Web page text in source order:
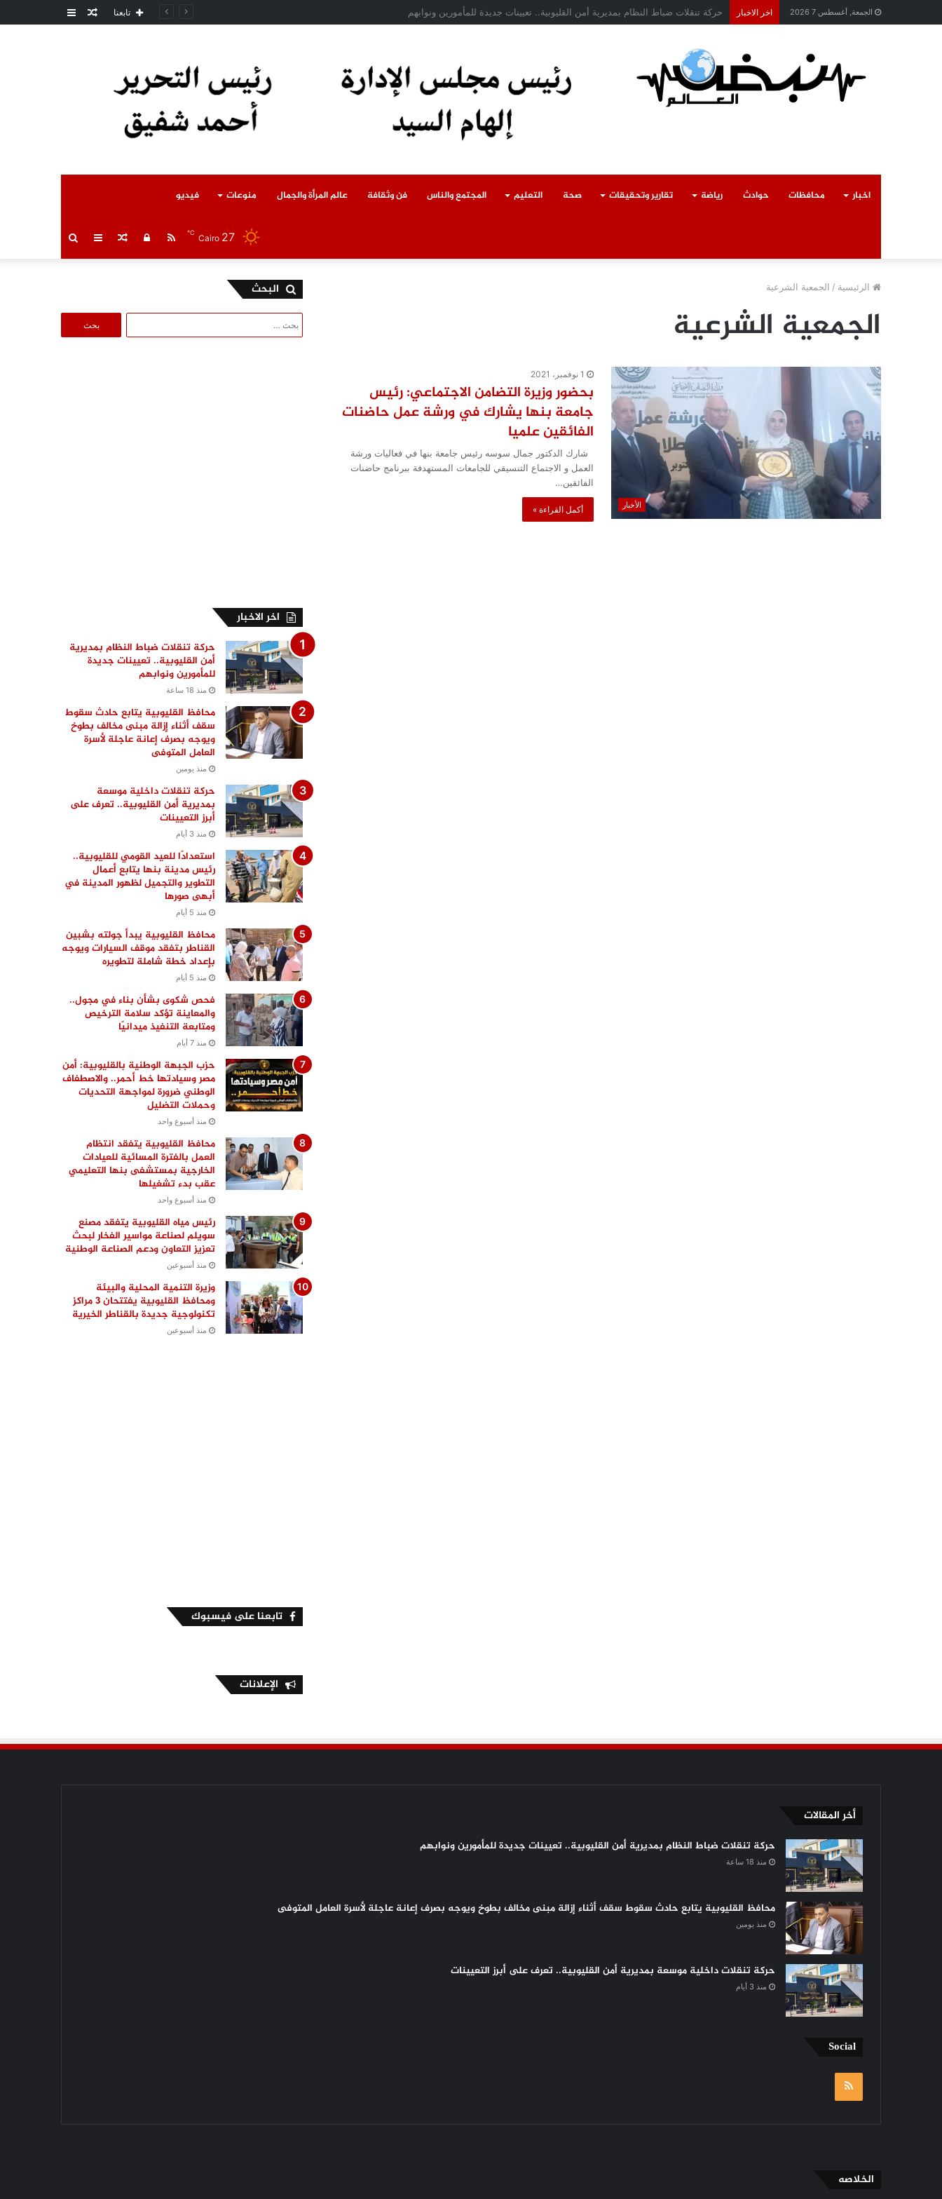
الجمعة, أغسطس 7 2026 اخر الاخبار محافظ القليوبية يتابع حادث سقوط سقف أثناء إزالة مبنى مخالف بطوخ ويوجه بصرف إعانة عاجلة لأسرة العامل المتوفى عمودمقال تابعنا
اخبار محافظات حوادث رياضة تقارير وتحقيقات صحة التعليم المجتمع والناس فن وثقافة عالم المرأة والجمال منوعات فيديو
بحث عمود مقالتسجيل RSS Cairo 27
℃
الرئيسية / الجمعية الشرعية
الجمعية الشرعية
الأخبار
1 نوفمبر، 2021
بحضور وزيرة التضامن الاجتماعي: رئيس
جامعة بنها يشارك في ورشة عمل حاضنات
الفائقين علميا
شارك الدكتور جمال سوسه رئيس جامعة بنها في فعاليات ورشة
العمل و الاجتماع التنسيقي للجامعات المستهدفة ببرنامج حاضنات
الفائقين…
أكمل القراءة »
البحث
عن:
اخر الاخبار
حركة تنقلات ضباط النظام بمديرية
أمن القليوبية.. تعيينات جديدة
للمأمورين ونوابهم
منذ 18 ساعة
محافظ القليوبية يتابع حادث سقوط
سقف أثناء إزالة مبنى مخالف بطوخ
ويوجه بصرف إعانة عاجلة لأسرة
العامل المتوفى
منذ يومين
حركة تنقلات داخلية موسعة
بمديرية أمن القليوبية.. تعرف على
أبرز التعيينات
منذ 3 أيام
استعدادًا للعيد القومي للقليوبية..
رئيس مدينة بنها يتابع أعمال
التطوير والتجميل لظهور المدينة في
أبهى صورها
منذ 5 أيام
محافظ القليوبية يبدأ جولته بشبين
القناطر بتفقد موقف السيارات ويوجه
بإعداد خطة شاملة لتطويره
منذ 5 أيام
فحص شكوى بشأن بناء في مجول..
والمعاينة تؤكد سلامة الترخيص
ومتابعة التنفيذ ميدانيًا
منذ 7 أيام
حزب الجبهة الوطنية بالقليوبية: أمن
مصر وسيادتها خط أحمر.. والاصطفاف
الوطني ضرورة لمواجهة التحديات
وحملات التضليل
منذ أسبوع واحد
محافظ القليوبية يتفقد انتظام
العمل بالفترة المسائية للعيادات
الخارجية بمستشفى بنها التعليمي
عقب بدء تشغيلها
منذ أسبوع واحد
رئيس مياه القليوبية يتفقد مصنع
سويلم لصناعة مواسير الفخار لبحث
تعزيز التعاون ودعم الصناعة الوطنية
منذ أسبوعين
وزيرة التنمية المحلية والبيئة
ومحافظ القليوبية يفتتحان 3 مراكز
تكنولوجية جديدة بالقناطر الخيرية
منذ أسبوعين
تابعنا على فيسبوك
الإعلانات
أخر المقالات
حركة تنقلات ضباط النظام بمديرية أمن القليوبية.. تعيينات جديدة للمأمورين ونوابهم
منذ 18 ساعة
محافظ القليوبية يتابع حادث سقوط سقف أثناء إزالة مبنى مخالف بطوخ ويوجه بصرف إعانة عاجلة لأسرة العامل المتوفى
منذ يومين
حركة تنقلات داخلية موسعة بمديرية أمن القليوبية.. تعرف على أبرز التعيينات
منذ 3 أيام
Social
RSS
الخلاصه